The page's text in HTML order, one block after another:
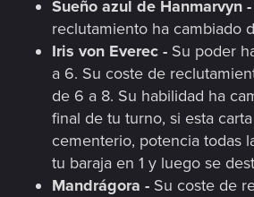
Sueño azul de Hanmarvyn -
reclutamiento ha cambiado
Iris von Everec - Su poder
a 6. Su coste de
de 6 a 8. Su habilidad ha
final de tu turno, si esta
cementerio, potencia todas
tu baraja en 1 y luego se
Mandrágora - Su coste de